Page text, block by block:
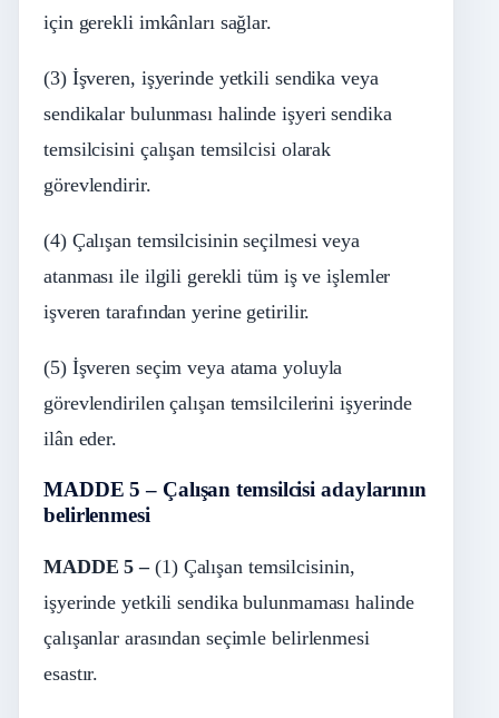
için gerekli imkânları sağlar.
(3) İşveren, işyerinde yetkili sendika veya
sendikalar bulunması halinde işyeri sendika
temsilcisini çalışan temsilcisi olarak
görevlendirir.
(4) Çalışan temsilcisinin seçilmesi veya
atanması ile ilgili gerekli tüm iş ve işlemler
işveren tarafından yerine getirilir.
(5) İşveren seçim veya atama yoluyla
görevlendirilen çalışan temsilcilerini işyerinde
ilân eder.
MADDE 5 – Çalışan temsilcisi adaylarının
belirlenmesi
MADDE 5 –(1) Çalışan temsilcisinin,
işyerinde yetkili sendika bulunmaması halinde
çalışanlar arasından seçimle belirlenmesi
esastır.